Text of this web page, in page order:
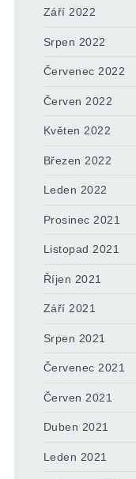
Září 2022
Srpen 2022
Červenec 2022
Červen 2022
Květen 2022
Březen 2022
Leden 2022
Prosinec 2021
Listopad 2021
Říjen 2021
Září 2021
Srpen 2021
Červenec 2021
Červen 2021
Duben 2021
Leden 2021